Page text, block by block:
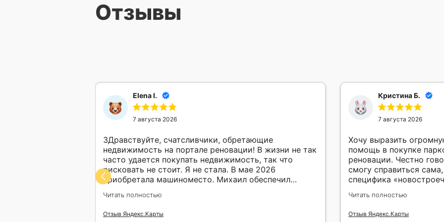
Отзывы
Elena I.
7 августа 2026
ЗДравствуйте, счатсливчики, обретающие
недвижимость на портале реновации! В жизни не так
часто удается покупать недвижимость, так что
рисковать не стоит. Я не стала. В мае 2026
приобретала машиноместо. Михаил обеспечил
сопровождение, поддержку моей покупки, помог с
выбором объекта. Безупречный профессионализм,
ответственность пунктуальность,
Читать полностью
Отзыв Яндекс.Карты
Кристина Б.
7 августа 2026
Хочу выразить огромную
помощь в покупке
реновации. Честно
смогу справиться
специфика
за одну неделю,
своего дела👍🏻
Читать полностью
Отзыв Яндекс.Карты